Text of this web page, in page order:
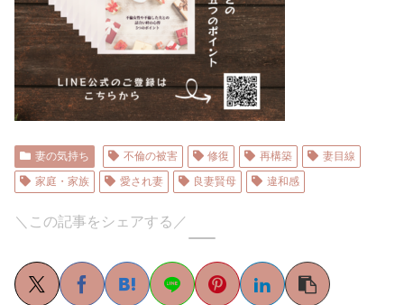
妻の気持ち 不倫の被害 修復 再構築
妻目線
家庭・家族
愛され妻 良妻賢母 違和感
＼この記事をシェアする／